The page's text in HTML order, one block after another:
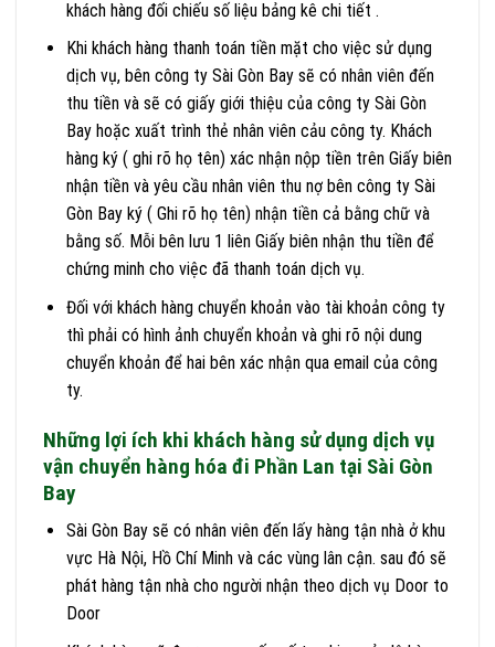
khách hàng đối chiếu số liệu bảng kê chi tiết .
Khi khách hàng thanh toán tiền mặt cho việc sử dụng
dịch vụ, bên công ty Sài Gòn Bay sẽ có nhân viên đến
thu tiền và sẽ có giấy giới thiệu của công ty Sài Gòn
Bay hoặc xuất trình thẻ nhân viên cảu công ty. Khách
hàng ký ( ghi rõ họ tên) xác nhận nộp tiền trên Giấy biên
nhận tiền và yêu cầu nhân viên thu nợ bên công ty Sài
Gòn Bay ký ( Ghi rõ họ tên) nhận tiền cả bằng chữ và
bằng số. Mỗi bên lưu 1 liên Giấy biên nhận thu tiền để
chứng minh cho việc đã thanh toán dịch vụ.
Đối với khách hàng chuyển khoản vào tài khoản công ty
thì phải có hình ảnh chuyển khoản và ghi rõ nội dung
chuyển khoản để hai bên xác nhận qua email của công
ty.
Những lợi ích khi khách hàng sử dụng dịch vụ
vận chuyển hàng hóa đi Phần Lan tại Sài Gòn
Bay
Sài Gòn Bay sẽ có nhân viên đến lấy hàng tận nhà ở khu
vực Hà Nội, Hồ Chí Minh và các vùng lân cận. sau đó sẽ
phát hàng tận nhà cho người nhận theo dịch vụ Door to
Door